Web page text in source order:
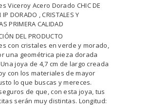
Viceroy Acero Dorado CHIC DE
IP DORADO , CRISTALES Y
PRIMERA CALIDAD
DEL PRODUCTO
con cristales en verde y morado,
una geométrica pieza dorada
joya de 4,7 cm de largo creada
con los materiales de mayor
lo que buscas y mereces.
de que, con esta joya, tus
serán muy distintas. Longitud: